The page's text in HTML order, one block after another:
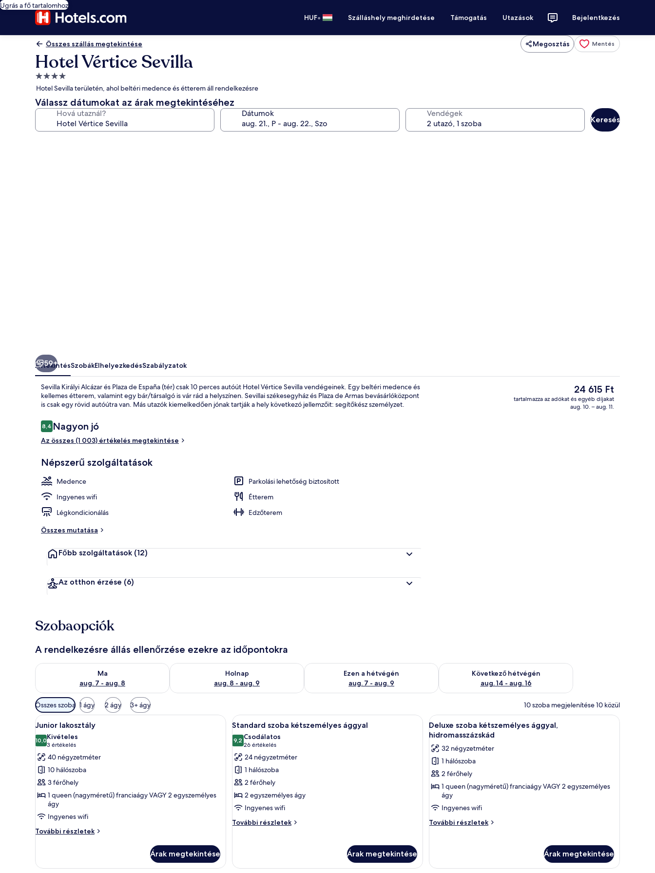
Ugrás a fő tartalomhoz
HUF• Szálláshely meghirdetése Támogatás Utazások Bejelentkezés
Összes szállás megtekintése Megosztás Mentés
Hotel Vértice Sevilla
4.0
csillagos
szálláshely
Hotel Sevilla területén, ahol beltéri medence és étterem áll rendelkezésre
Válassz dátumokat az árak megtekintéséhez
Hová utaznál? Dátumok Vendégek
Keresés
Rendezvényterem
59+
ÁttekintésSzobákElhelyezkedésSzabályzatok
Sevilla Királyi Alcázar és Plaza de España (tér) csak 10 perces autóút Hotel Vértice Sevilla vendégeinek. Egy beltéri medence és
kellemes étterem, valamint egy bár/társalgó is vár rád a helyszínen. Sevillai székesegyház és Plaza de Armas bevásárlóközpont
is csak egy rövid autóútra van. Más utazók kiemelkedően jónak tartják a hely következó jellemzőit: segítőkész személyzet.
Értékelések
8,48,4 ennyiből: 10
Nagyon jó
Az összes (1 003) értékelés megtekintése
Népszerű szolgáltatások
Medence
Parkolási lehetőség biztosított
Ingyenes wifi
Étterem
Légkondicionálás
Edzőterem
Összes mutatása
Főbb szolgáltatások (12)
Az otthon érzése (6)
A
jelenlegi
ár
24 615 Ft
tartalmazza az adókat és egyéb díjakat
aug. 10. – aug. 11.
Szobaopciók
A rendelkezésre állás ellenőrzése ezekre az időpontokra
Ma
aug. 7 - aug. 8
A ma esti rendelkezésre állás ellenőrzése: aug. 7 - aug. 8
Holnap
aug. 8 - aug. 9
A holnapi rendelkezésre állás ellenőrzése: aug. 8 - aug. 9
Ezen a hétvégén
aug. 7 - aug. 9
A mostani hétvégi rendelkezésre állás ellenőrzése: aug. 7 - aug. 9
Következő hétvégén
aug. 14 - aug. 16
A következő hétvégi rendelkezésre állás ellenőrzése: aug. 14 -
Szobákhoz
rendelkezésre
álló
szűrők
Összes szoba 1 ágy 2 ágy 3+ ágy 10 szoba megjelenítése 10 közül
A
következő
szoba
összes
képének
megtekintése:
Junior
lakosztály
Egy modern szállodai szoba, amelyben kanapé, televízió, íróasztal és ágy található.
10
Junior lakosztály
10,010-ből 10,0
Kivételes
3 értékelés
(3
értékelés)
40 négyzetméter
10 hálószoba
3 férőhely
1 queen (nagyméretű) franciaágy VAGY 2 egyszemélyes
ágy
Ingyenes wifi
További részletek
Junior
Árak megtekintése
A
következő
szoba
összes
képének
megtekintése:
Standard
szoba
kétszemélyes
ággyal
Egy szállodai szoba, amelyben franciaágy, éjjélysztakák lámpákkal, egy kis asztal található, és nagy ablakokon
6
Standard szoba kétszemélyes ággyal
9,210-ből 9,2
Csodálatos
26 értékelés
(26
értékelés)
24 négyzetméter
1 hálószoba
2 férőhely
2 egyszemélyes ágy
Ingyenes wifi
További részletek
Standard
részletei
Árak megtekintése
A
következő
szoba
összes
képének
megtekintése:
Deluxe
szoba
kétszemélyes
ággyal,
Deluxe szoba kétszemélyes ággyal,
8
Deluxe szoba kétszemélyes ággyal,
hidromasszázskád
32 négyzetméter
1 hálószoba
2 férőhely
1 queen (nagyméretű) franciaágy VAGY 2 egyszemélyes
ágy
Ingyenes wifi
További részletek
Deluxe
további
Árak megtekintése